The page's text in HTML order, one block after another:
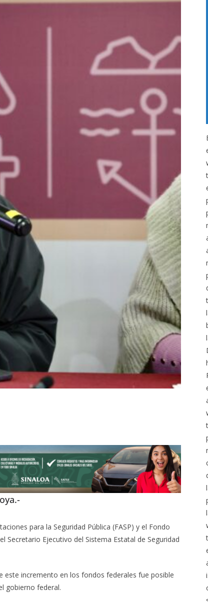
para la Seguridad Pública (FASP) y el Fondo
Secretario Ejecutivo del Sistema Estatal de Seguridad
este incremento en los fondos federales fue posible
gobierno federal.